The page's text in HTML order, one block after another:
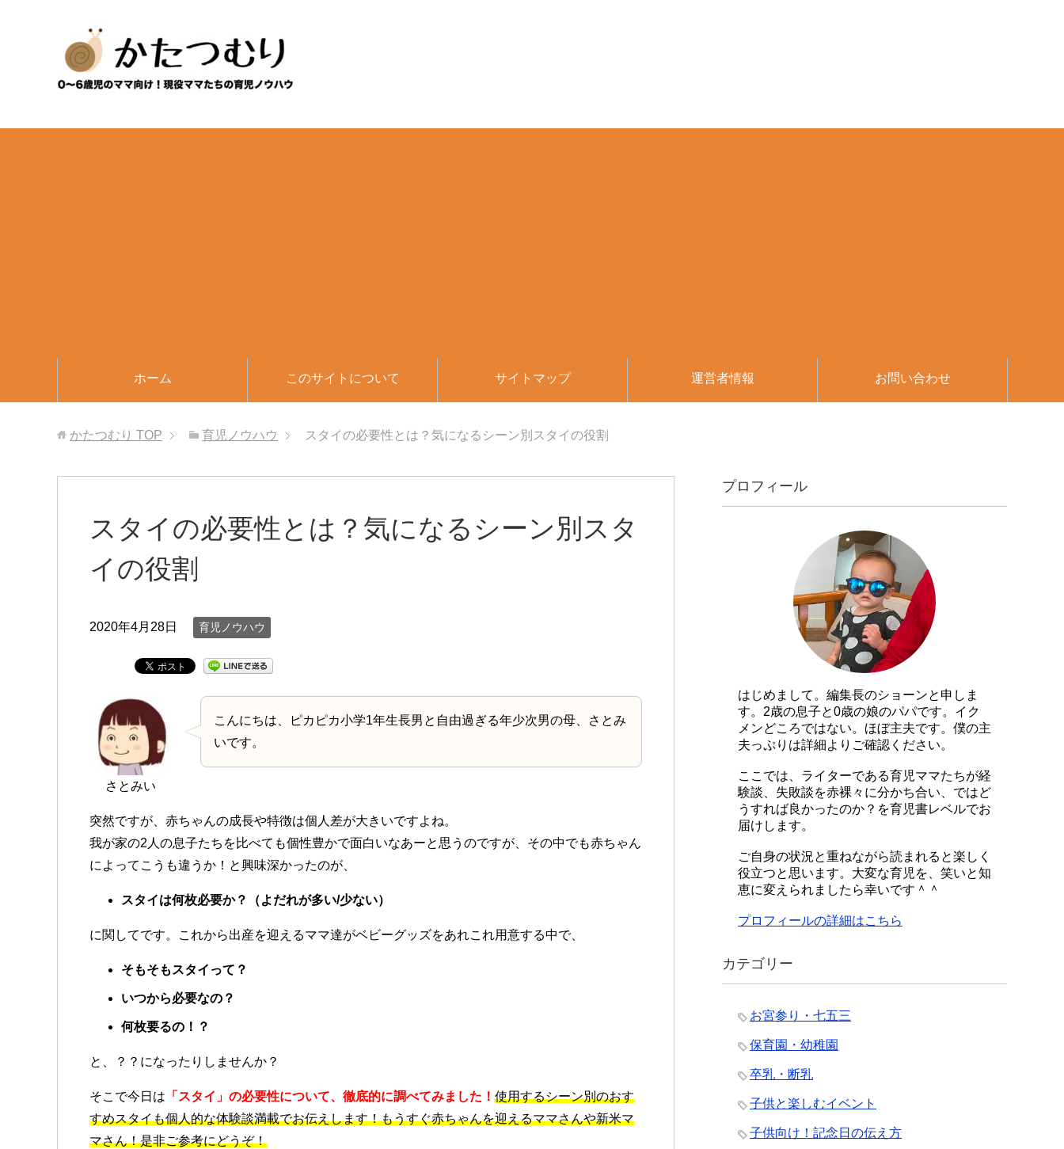
ホーム このサイトについて サイトマップ 運営者情報 お問い合わせ
かたつむり TOP 育児ノウハウ スタイの必要性とは？気になるシーン別スタイの役割
スタイの必要性とは？気になるシーン別スタ
イの役割
2020年4月28日 育児ノウハウ
さとみい
こんにちは、ピカピカ小学1年生長男と自由過ぎる年少次男の母、さとみ
いです。
突然ですが、赤ちゃんの成長や特徴は個人差が大きいですよね。
我が家の2人の息子たちを比べても個性豊かで面白いなあーと思うのですが、その中でも赤ちゃん
によってこうも違うか！と興味深かったのが、
スタイは何枚必要か？（よだれが多い/少ない）
に関してです。これから出産を迎えるママ達がベビーグッズをあれこれ用意する中で、
そもそもスタイって？
いつから必要なの？
何枚要るの！？
と、？？になったりしませんか？
そこで今日は 「スタイ」の必要性について、徹底的に調べてみました！ 使用するシーン別のおす
すめスタイも個人的な体験談満載でお伝えします！もうすぐ赤ちゃんを迎えるママさんや新米マ
マさん！是非ご参考にどうぞ！
プロフィール
はじめまして。編集長のショーンと申しま
す。2歳の息子と0歳の娘のパパです。イク
メンどころではない。ほぼ主夫です。僕の主
夫っぷりは詳細よりご確認ください。
ここでは、ライターである育児ママたちが経
験談、失敗談を赤裸々に分かち合い、ではど
うすれば良かったのか？を育児書レベルでお
届けします。
ご自身の状況と重ねながら読まれると楽しく
役立つと思います。大変な育児を、笑いと知
恵に変えられましたら幸いです＾＾
プロフィールの詳細はこちら
カテゴリー
お宮参り・七五三
保育園・幼稚園
卒乳・断乳
子供と楽しむイベント
子供向け！記念日の伝え方